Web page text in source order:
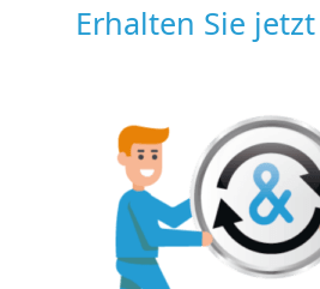
Erhalten Sie